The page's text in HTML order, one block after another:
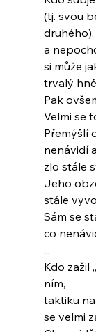
(tj. svou
druhého),
a
si může
trvalý
Pak
Velmi se
Přemýšlí
nenávidí
zlo stále
Jeho
stále
Sám se
co
...
Kdo zažil
ním,
taktiku
se velmi